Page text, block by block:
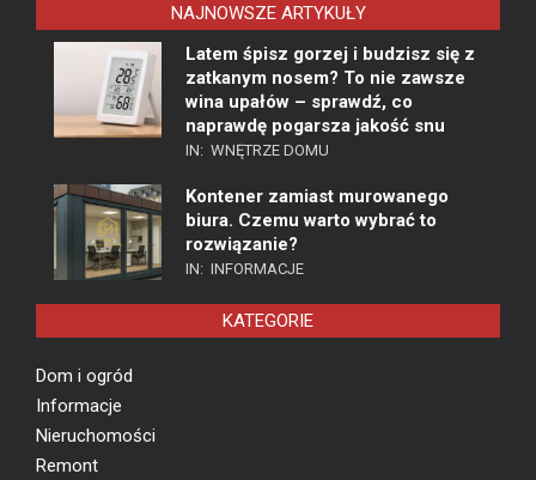
NAJNOWSZE ARTYKUŁY
Latem śpisz gorzej i budzisz się z
zatkanym nosem? To nie zawsze
wina upałów – sprawdź, co
naprawdę pogarsza jakość snu
IN: WNĘTRZE DOMU
Kontener zamiast murowanego
biura. Czemu warto wybrać to
rozwiązanie?
IN: INFORMACJE
KATEGORIE
Dom i ogród
Informacje
Nieruchomości
Remont